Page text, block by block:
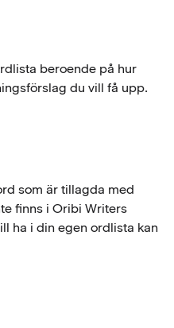
beroende på hur
du vill få upp.
som är tillagda med
finns i Oribi Writers
ha i din egen ordlista kan